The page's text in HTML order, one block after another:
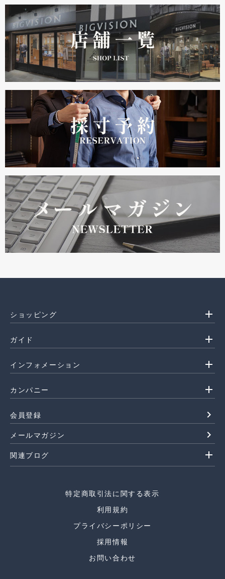
ショッピング add
ガイド add
インフォメーション add
カンパニー add
会員登録 navigate_next
メールマガジン navigate_next
関連ブログ add
特定商取引法に関する表示
利用規約
プライバシーポリシー
採用情報
お問い合わせ